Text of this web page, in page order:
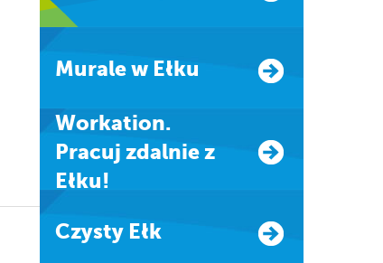
Murale w Ełku
Workation.
Pracuj zdalnie z
Ełku!
Czysty Ełk